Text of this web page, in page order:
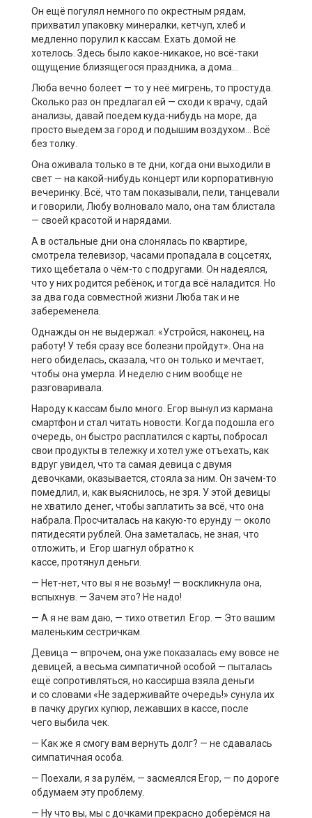
Он ещё погулял немного по окрестным рядам,
прихватил упаковку минералки, кетчуп, хлеб и
медленно порулил к кассам. Ехать домой не
хотелось. Здесь было какое-никакое, но всё-таки
ощущение близящегося праздника, а дома…
Люба вечно болеет — то у неё мигрень, то простуда.
Сколько раз он предлагал ей — сходи к врачу, сдай
анализы, давай поедем куда-нибудь на море, да
просто выедем за город и подышим воздухом … Всё
без толку.
Она оживала только в те дни, когда они выходили в
свет — на какой-нибудь концерт или корпоративную
вечеринку. Всё, что там показывали, пели, танцевали
и говорили, Любу волновало мало, она там блистала
— своей красотой и нарядами.
А в остальные дни она слонялась по квартире,
смотрела телевизор, часами пропадала в соцсетях,
тихо щебетала о чём-то с подругами. Он надеялся,
что у них родится ребёнок, и тогда всё наладится. Но
за два года совместной жизни Люба так и не
забеременела.
Однажды он не выдержал: «Устройся, наконец, на
работу! У тебя сразу все болезни пройдут». Она на
него обиделась, сказала, что он только и мечтает,
чтобы она умерла. И неделю с ним вообще не
разговаривала.
Народук кассам было много . Егор вынул из кармана
смартфон и стал читать новости. Когда подошла его
очередь, он быстро расплатился с карты, побросал
свои продукты в тележку и хотел уже отъехать, как
вдруг увидел, что та самая девица с двумя
девочками, оказывается, стояла за ним. Он зачем-то
помедлил, и, как выяснилось, не зря. У этой девицы
не хватило денег, чтобы заплатить за всё, что она
набрала. Просчиталась на какую-то ерунду — около
пятидесяти рублей. Она заметалась, не зная, что
отложить, и Егор шагнул обратно к
кассе, протянул деньги
— Нет-нет, что вы я не возьму! — воскликнула она,
вспыхнув. — Зачем это? Не надо!
— А я не вам даю, — тихо ответил Егор. — Это вашим
маленьким сестричкам.
Девица — впрочем, она уже показалась емувовсе не
девицей, а весьма симпатичной особой — пыталась
ещё сопротивляться, но кассирша взяла деньги
и со словами «Не задерживайте очередь!» сунула их
в пачку других купюр, лежавших в кассе, после
чего выбила чек.
— Как же я смогу вам вернуть долг? — не сдавалась
симпатичная особа.
— Поехали, я за рулём, — засмеялся Егор, — по дороге
обдумаем эту проблему.
— Ну что вы, мы с дочками прекрасно доберёмся на